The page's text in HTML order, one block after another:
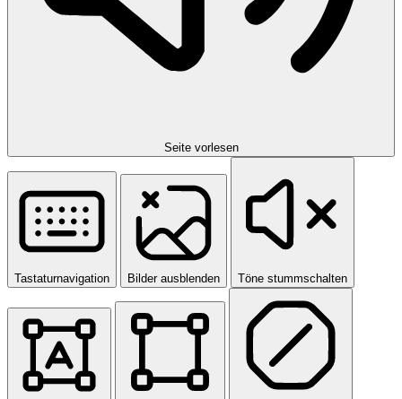
Seite vorlesen
Tastaturnavigation Bilder ausblenden Töne stummschalten